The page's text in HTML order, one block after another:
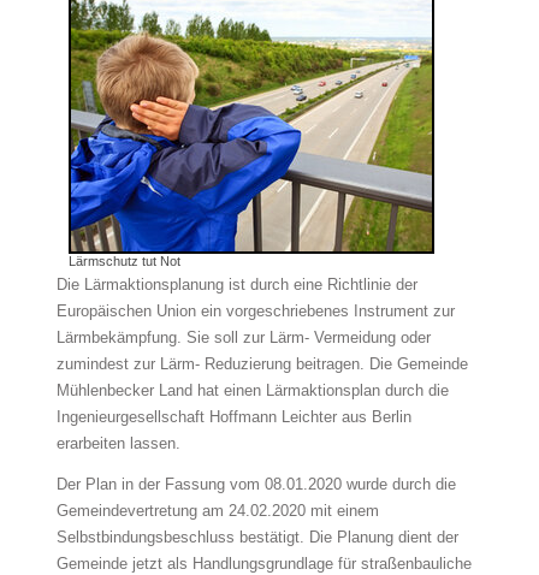
Lärmschutz tut Not
Die Lärmaktionsplanung ist durch eine Richtlinie der
Europäischen Union ein vorgeschriebenes Instrument zur
Lärmbekämpfung. Sie soll zur Lärm- Vermeidung oder
zumindest zur Lärm- Reduzierung beitragen. Die Gemeinde
Mühlenbecker Land hat einen Lärmaktionsplan durch die
Ingenieurgesellschaft Hoffmann Leichter aus Berlin
erarbeiten lassen.
Der Plan in der Fassung vom 08.01.2020 wurde durch die
Gemeindevertretung am 24.02.2020 mit einem
Selbstbindungsbeschluss bestätigt. Die Planung dient der
Gemeinde jetzt als Handlungsgrundlage für straßenbauliche